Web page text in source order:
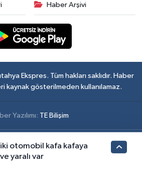
Haber Arşivi
Ekspres. Tüm hakları saklıdır. Haber
kaynak gösterilmeden kullanılamaz.
Yazılımı: TE Bilişim
otomobil kafa kafaya
yaralı var